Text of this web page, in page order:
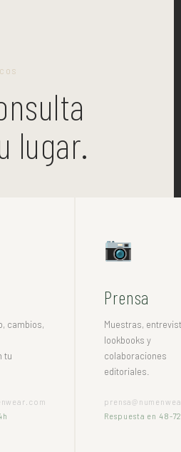
lugar.
cambios,
tu
📷
Prensa
Muestras,
lookbooks y
colaboraciones
editoriales.
Respuesta en 48-